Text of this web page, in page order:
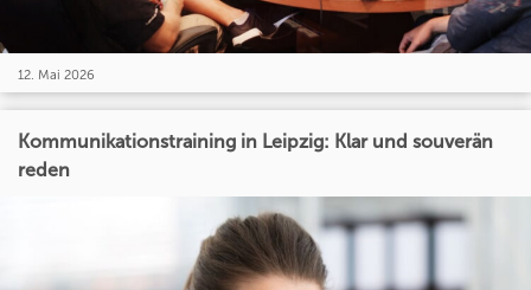
12. Mai 2026
Kommunikationstraining in Leipzig: Klar und souverän
reden